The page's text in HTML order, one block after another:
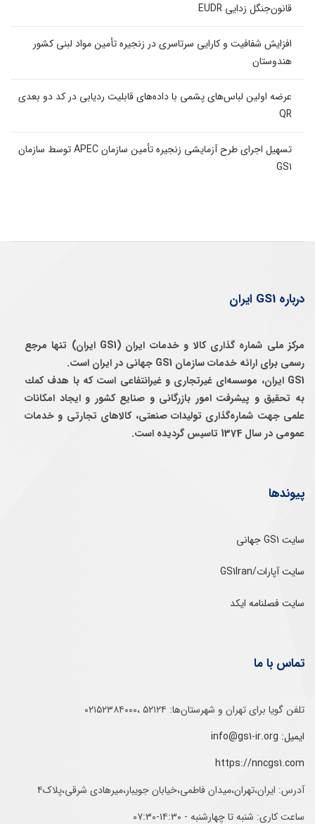
قانون‌جنگل زدایی EUDR
افزایش شفافیت و کارایی سرتاسری در زنجیره تأمین مواد لبنی کشور
هندوستان
عرضه اولین لباس‌های پشمی با داده‌های قابلیت ردیابی در کد دو بعدی
QR
تسهیل اجرای طرح آزمایشی زنجیره تأمین سازمان APEC توسط سازمان
GS1
درباره GS1 ایران
مرکز ملی شماره گذاری کالا و خدمات ایران (GS1 ایران) تنها مرجع
رسمی برای ارائه خدمات سازمان GS1 جهانی در ایران است.
GS1 ایران، موسسه‌ای غيرتجاری و غيرانتفاعی است كه با هدف كمك
به تحقيق و پيشرفت امور بازرگانی و صنايع كشور و ايجاد امكانات
علمی جهت شماره‌گذاری توليدات صنعتی، كالاهای تجارتی و خدمات
عمومی در سال 1374 تاسيس گرديده است.
پیوندها
سایت GS1 جهانی
سایت آپارات/GS1Iran
سایت فصلنامه ایکد
تماس با ما
تلفن‌ گویا برای‌ تهران‌‌ و‌ شهرستان‌ها:‌ ۵۲۱۲۴ ،۰۲۱۵۲۳۸۴۰۰۰
ایمیل: info@gs1-ir.org
https://nncgs1.com
آدرس: ایران،تهران،میدان فاطمی،خیابان جویبار،میرهادی شرقی،پلاک۴
ساعت کاری: شنبه تا چهارشنبه - ۱۴:۳۰-۰۷:۳۰